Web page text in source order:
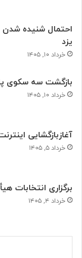
احتمال شنیده شدن
یزد
خرداد ۱۰, ۱۴۰۵
بازگشت سه سکوی
خرداد ۱۰, ۱۴۰۵
آغازبازگشایی
خرداد ۵, ۱۴۰۵
برگزاری انتخابات
خرداد ۴, ۱۴۰۵